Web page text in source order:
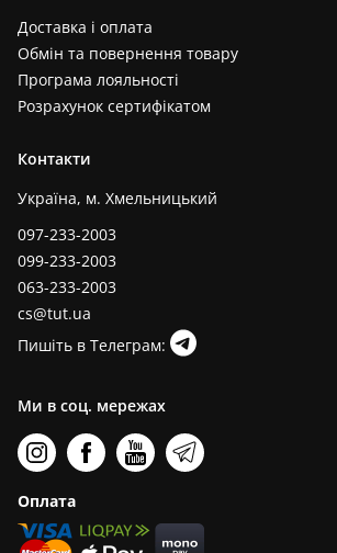
Доставка і оплата
Обмін та повернення товару
Програма лояльності
Розрахунок сертифікатом
Контакти
Україна, м. Хмельницький
097-233-2003
099-233-2003
063-233-2003
cs@tut.ua
Пишіть в Телеграм:
Ми в соц. мережах
Оплата